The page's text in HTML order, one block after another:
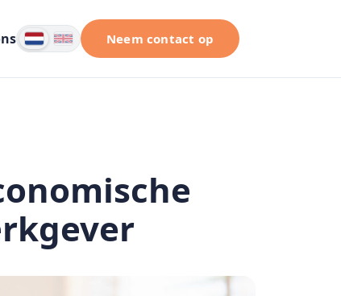
Neem contact op